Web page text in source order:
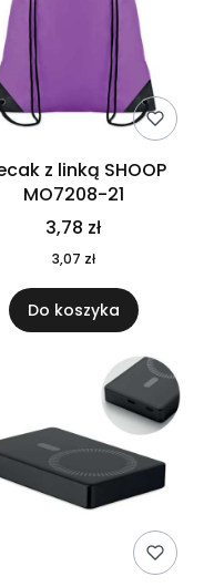
z linką SHOOP
MO7208-21
3,78 zł
3,07 zł
Do koszyka